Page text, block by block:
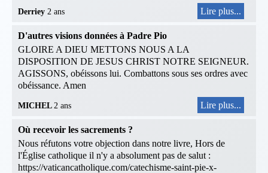
Derriey 2 ans Lire plus...
D'autres visions données à Padre Pio
GLOIRE A DIEU METTONS NOUS A LA
DISPOSITION DE JESUS CHRIST NOTRE SEIGNEUR.
AGISSONS, obéissons lui. Combattons sous ses ordres avec
obéissance. Amen
MICHEL 2 ans Lire plus...
Où recevoir les sacrements ?
Nous réfutons votre objection dans notre livre, Hors de
l'Église catholique il n'y a absolument pas de salut :
https://vaticancatholique.com/catechisme-saint-pie-x-